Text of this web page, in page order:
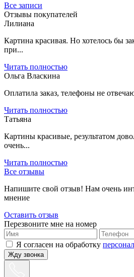
Все записи
Отзывы покупателей
Лилиана
Картина красивая. Но хотелось бы
при...
Читать полностью
Ольга Власкина
Оплатила заказ, телефоны не
Читать полностью
Татьяна
Картины красивые, результатом
очень...
Читать полностью
Все отзывы
Напишите свой отзыв! Нам очень
мнение
Оставить отзыв
Перезвоните мне на номер
Я согласен на обработку
Жду звонка